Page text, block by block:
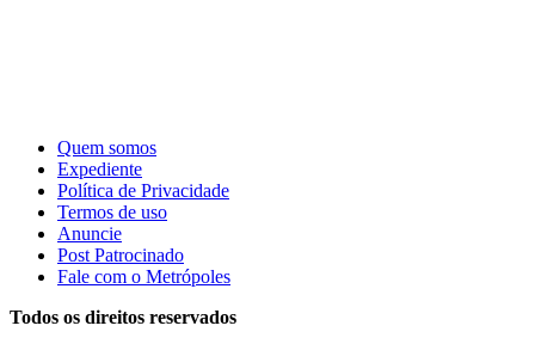
Quem somos
Expediente
Política de Privacidade
Termos de uso
Anuncie
Post Patrocinado
Fale com o Metrópoles
Todos os direitos reservados